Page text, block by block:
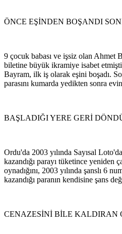
ÖNCE EŞİNDEN BOŞANDI
9 çocuk babası ve işsiz olan Ahmet
biletine büyük ikramiye isabet
Bayram, ilk iş olarak eşini boşadı.
parasını kumarda yedikten sonra
BAŞLADIĞI YERE GERİ
Ordu'da 2003 yılında Sayısal
kazandığı parayı tüketince yeniden
oynadığını, 2003 yılında şanslı 6
kazandığı paranın kendisine şans
CENAZESİNİ BİLE KALDIRAN